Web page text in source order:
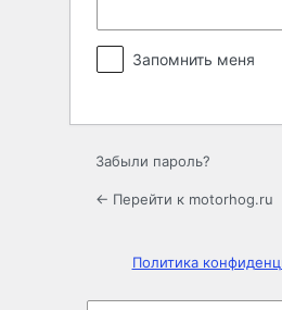
Запомнить меня
Забыли пароль?
← Перейти к motorhog.ru
Политика